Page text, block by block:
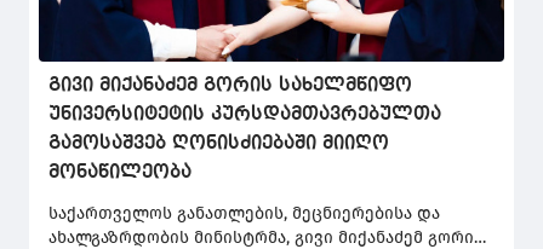
გივი მიქანაძემ გორის სახელმწიფო
უნივერსიტეტის კურსდამთავრებულთა
გამოსაშვებ ღონისძიებაში მიიღო
მონაწილეობა
საქართველოს განათლების, მეცნიერებისა და
ახალგაზრდობის მინისტრმა, გივი მიქანაძემ გორის